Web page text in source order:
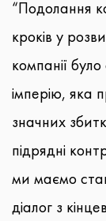
“Подолання
кроків у
компанії
імперію, яка
значних
підрядні
ми маємо
діалог з